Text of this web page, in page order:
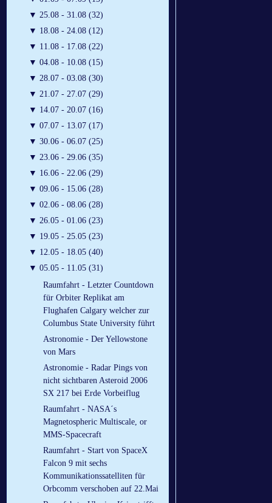
▼ 25.08 - 31.08 (32)
▼ 18.08 - 24.08 (12)
▼ 11.08 - 17.08 (22)
▼ 04.08 - 10.08 (15)
▼ 28.07 - 03.08 (30)
▼ 21.07 - 27.07 (29)
▼ 14.07 - 20.07 (16)
▼ 07.07 - 13.07 (17)
▼ 30.06 - 06.07 (25)
▼ 23.06 - 29.06 (35)
▼ 16.06 - 22.06 (29)
▼ 09.06 - 15.06 (28)
▼ 02.06 - 08.06 (28)
▼ 26.05 - 01.06 (23)
▼ 19.05 - 25.05 (23)
▼ 12.05 - 18.05 (40)
▼ 05.05 - 11.05 (31)
Raumfahrt - Letzter Countdown
für Orbiter Replikat am
Flughafen Calgary welcher zur
Columbus State University führt
Astronomie - Der Yellowstone
von Mars
Astronomie - Radar Pings von
nicht sichtbaren Asteroid 2006
SX 217 bei Erde Vorbeiflug
Raumfahrt - NASA´s
Magnetospheric Multiscale, or
MMS-Spacecraft
Raumfahrt - Start von SpaceX
Falcon 9 mit sechs
Kommunikationssatelliten für
Orbcomm verschoben auf 22.Mai